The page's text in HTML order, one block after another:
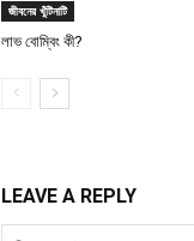
জীবনের খুঁটিনাটি
লাভ বোম্বিং কী?
LEAVE A REPLY